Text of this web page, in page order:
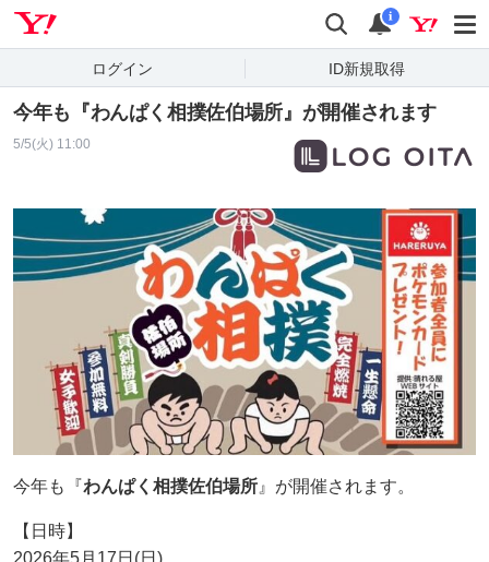
検索 通知
i
ログイン ID新規取得
今年も『わんぱく相撲佐伯場所』が開催されます
5/5(火) 11:00
今年も『わんぱく相撲佐伯場所 』が開催されます。
【日時】
2026年5月17日(日)